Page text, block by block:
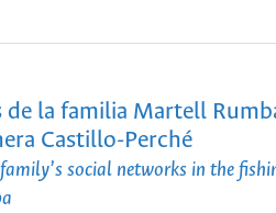
de la familia Martell
Castillo-Perché
social networks in the